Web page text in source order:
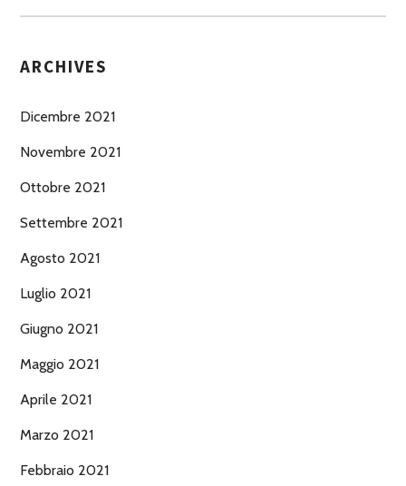
ARCHIVES
Dicembre 2021
Novembre 2021
Ottobre 2021
Settembre 2021
Agosto 2021
Luglio 2021
Giugno 2021
Maggio 2021
Aprile 2021
Marzo 2021
Febbraio 2021